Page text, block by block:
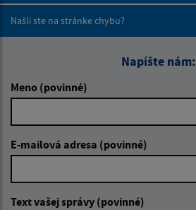
Našli ste na stránke chybu?
Napíšte nám:
Meno (povinné)
E-mailová adresa (povinné)
Text vašej správy (povinné)